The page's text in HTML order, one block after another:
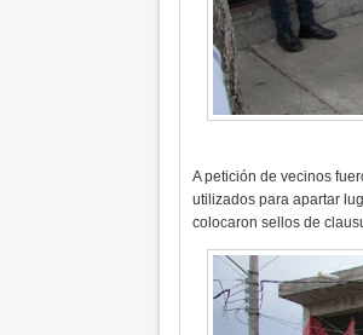
A petición de vecinos
utilizados para apartar
colocaron sellos de